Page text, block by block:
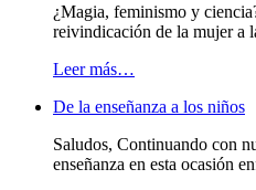
¿Magia, feminismo y
reivindicación de la mujer a
Leer más…
De la enseñanza a los niños
Saludos, Continuando con
enseñanza en esta ocasión